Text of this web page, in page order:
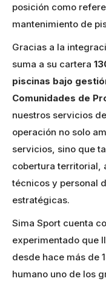
posición como
mantenimiento de
Gracias a la
suma a su cartera
piscinas bajo
Comunidades de
nuestros servicios de
operación no solo
servicios, sino que
cobertura territorial,
técnicos y personal
estratégicas.
Sima Sport cuenta
experimentado que
desde hace más de
humano uno de los